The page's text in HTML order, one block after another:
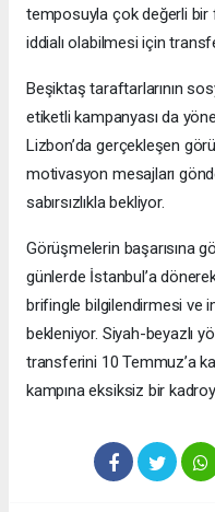
temposuyla çok değerli bir
iddialı olabilmesi için
Beşiktaş taraftarlarının
etiketli kampanyası da
Lizbon’da gerçekleşen
motivasyon mesajları
sabırsızlıkla bekliyor.
Görüşmelerin başarısına
günlerde İstanbul’a
brifingle bilgilendirmesi ve
bekleniyor. Siyah-beyazlı
transferini 10 Temmuz’a
kampına eksiksiz bir